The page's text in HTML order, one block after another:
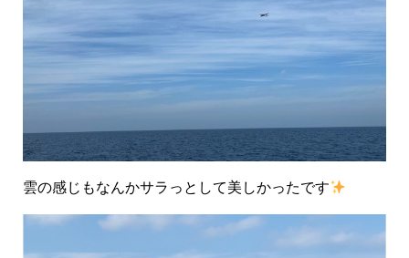
雲の感じもなんかサラっとして美しかったです